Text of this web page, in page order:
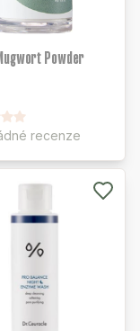
Powder
recenze